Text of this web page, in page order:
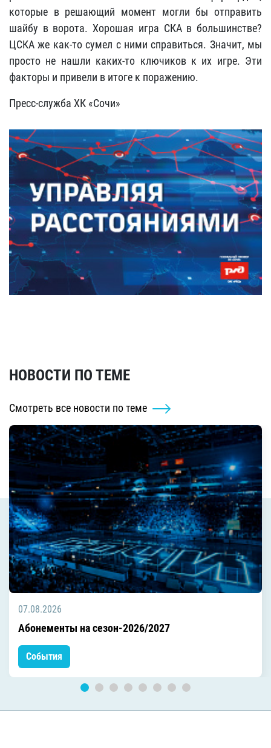
которые в решающий момент могли бы отправить
шайбу в ворота. Хорошая игра СКА в большинстве?
ЦСКА же как-то сумел с ними справиться. Значит, мы
просто не нашли каких-то ключиков к их игре. Эти
факторы и привели в итоге к поражению.
Пресс-служба ХК «Сочи»
НОВОСТИ ПО ТЕМЕ
Смотреть все новости по теме
07.08.2026
Абонементы на сезон-2026/2027
События